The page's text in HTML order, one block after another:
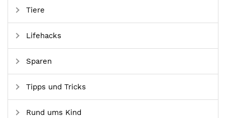
Tiere
Lifehacks
Sparen
Tipps und Tricks
Rund ums Kind